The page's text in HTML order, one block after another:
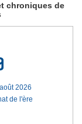
chroniques de
2026
de l'ère